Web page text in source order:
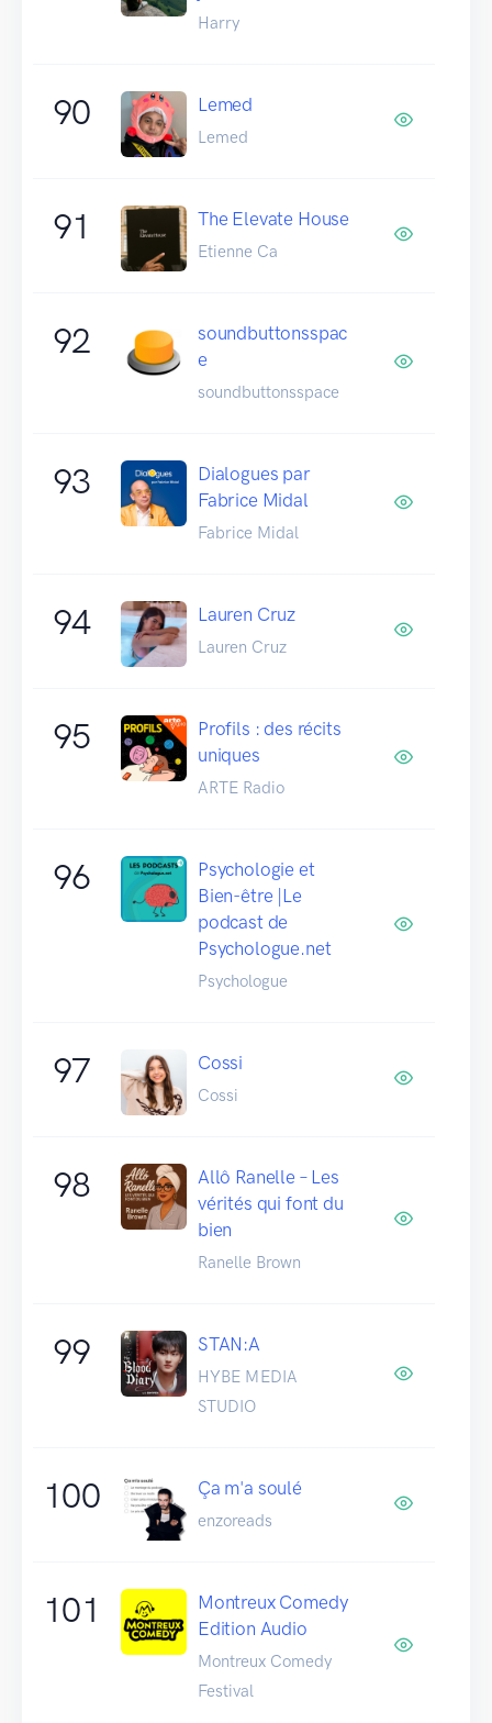
Harry
90 Lemed
Lemed
91 The Elevate House
Etienne Ca
92
soundbuttonsspac
e
soundbuttonsspace
93
Dialogues par
Fabrice Midal
Fabrice Midal
94 Lauren Cruz
Lauren Cruz
95
Profils : des récits
uniques
ARTE Radio
96
Psychologie et
Bien-être |Le
podcast de
Psychologue.net
Psychologue
97 Cossi
Cossi
98
Allô Ranelle – Les
vérités qui font du
bien
Ranelle Brown
99 STAN:A
HYBE MEDIA
STUDIO
100 Ça m'a soulé
enzoreads
101
Montreux Comedy
Edition Audio
Montreux Comedy
Festival